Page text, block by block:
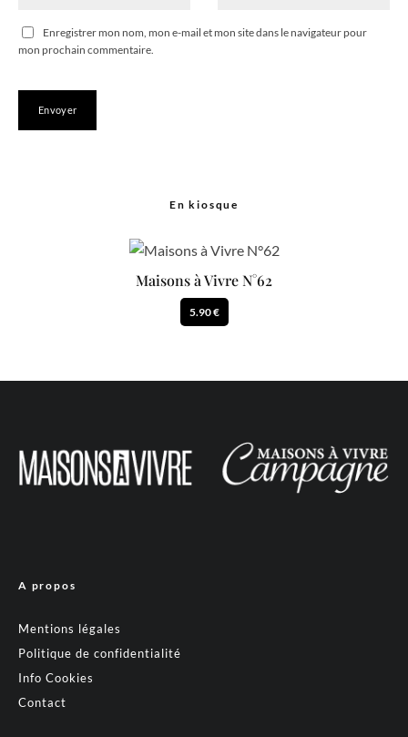
Enregistrer mon nom, mon e-mail et mon site dans le navigateur pour
mon prochain commentaire.
En kiosque
Maisons à Vivre N°62
5.90 €
A propos
Mentions légales
Politique de confidentialité
Info Cookies
Contact